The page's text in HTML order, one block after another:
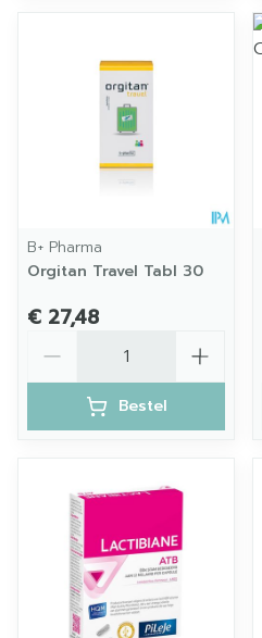
B+ Pharma
Orgitan Travel Tabl 30
€ 27,48
Bestel